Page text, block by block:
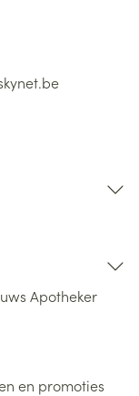
Apotheker
en promoties